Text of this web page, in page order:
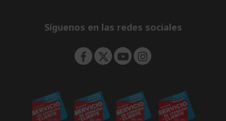
e
Síguenos en las redes sociales